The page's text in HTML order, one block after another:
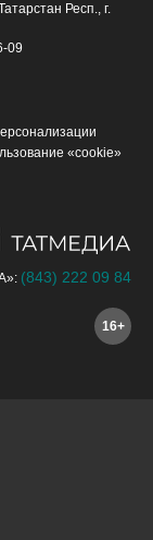
Респ., г.
09
«cookie»
(843) 222 09 84
16+